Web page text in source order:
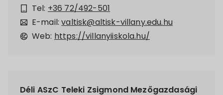
Tel: +36 72/492-501
E-mail:valtisk@altisk-villany.edu.hu
Web: https://villanyiiskola.hu/
Déli ASzC Teleki Zsigmond Mezőgazdasági